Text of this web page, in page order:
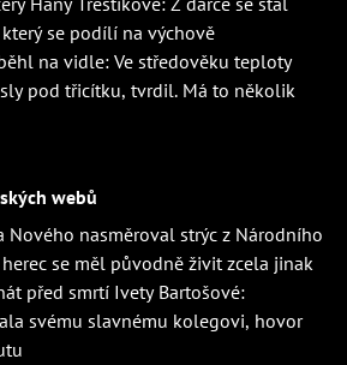
se podílí na výchově
na vidle: Ve středověku teploty
pod třicítku, tvrdil. Má to několik
webů
Nového nasměroval strýc z Národního
se měl původně živit zcela jinak
před smrtí Ivety Bartošové:
svému slavnému kolegovi, hovor